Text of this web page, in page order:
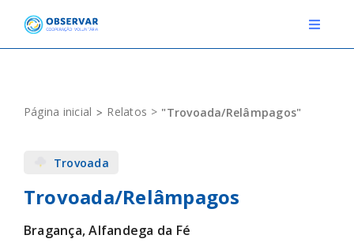
content
Toggle
EVENTOS
DEFINIÇÕES
F.A.Q.
Página inicial Relatos "Trovoada/Relâmpagos"
Trovoada
Trovoada/Relâmpagos
Bragança, Alfandega da Fé